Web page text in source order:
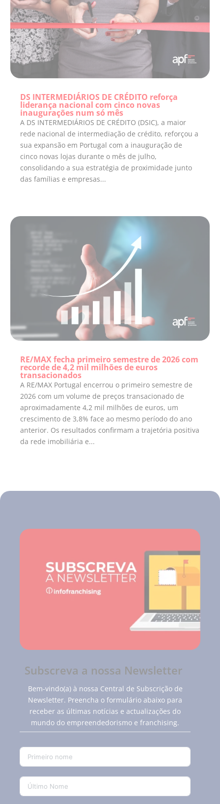
DS INTERMEDIÁRIOS DE CRÉDITO reforça
liderança nacional com cinco novas
inaugurações num só mês
A DS INTERMEDIÁRIOS DE CRÉDITO (DSIC), a maior
rede nacional de intermediação de crédito, reforçou a
sua expansão em Portugal com a inauguração de
cinco novas lojas durante o mês de julho,
consolidando a sua estratégia de proximidade junto
das famílias e empresas...
RE/MAX fecha primeiro semestre de 2026 com
recorde de 4,2 mil milhões de euros
transacionados
A RE/MAX Portugal encerrou o primeiro semestre de
2026 com um volume de preços transacionado de
aproximadamente 4,2 mil milhões de euros, um
crescimento de 3,8% face ao mesmo período do ano
anterior. Os resultados confirmam a trajetória positiva
da rede imobiliária e...
Subscreva a nossa Newsletter
Bem-vindo(a) à nossa Central de Subscrição de
Newsletter. Preencha o formulário abaixo para
receber as últimas notícias e actualizações do
mundo do empreendedorismo e franchising.